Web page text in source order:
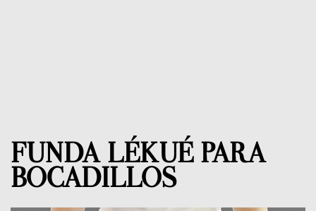
FUNDA LÉKUÉ PARA
BOCADILLOS